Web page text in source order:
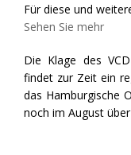
Für diese und
Sehen Sie mehr
Die Klage des
findet zur Zeit ein
das Hamburgische
noch im August